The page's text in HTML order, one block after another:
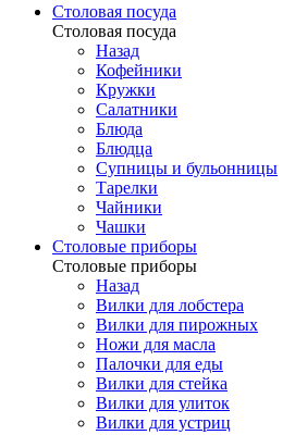
Столовая посуда
Столовая посуда
Назад
Кофейники
Кружки
Салатники
Блюда
Блюдца
Супницы и бульонницы
Тарелки
Чайники
Чашки
Cтоловые приборы
Cтоловые приборы
Назад
Вилки для лобстера
Вилки для пирожных
Ножи для масла
Палочки для еды
Вилки для стейка
Вилки для улиток
Вилки для устриц